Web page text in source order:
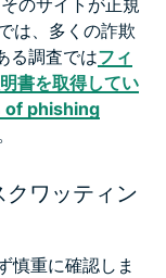
のサイトが正規
は、多くの詐欺
る調査ではフィ
書を取得してい
of phishing
クワッティン
慎重に確認しま